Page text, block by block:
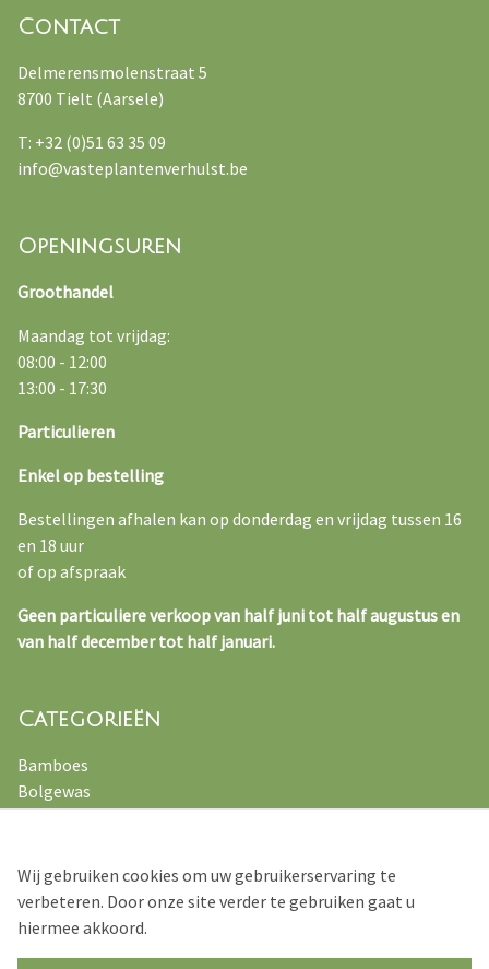
Contact
Delmerensmolenstraat 5
8700 Tielt (Aarsele)
T: +32 (0)51 63 35 09
info@vasteplantenverhulst.be
Openingsuren
Groothandel
Maandag tot vrijdag:
08:00 - 12:00
13:00 - 17:30
Particulieren
Enkel op bestelling
Bestellingen afhalen kan op donderdag en vrijdag tussen 16
en 18 uur
of op afspraak
Geen particuliere verkoop van half juni tot half augustus en
van half december tot half januari.
Categorieën
Bamboes
Bolgewas
Vaste planten
Siergrassen
Wij gebruiken cookies om uw gebruikerservaring te
verbeteren. Door onze site verder te gebruiken gaat u
hiermee akkoord.